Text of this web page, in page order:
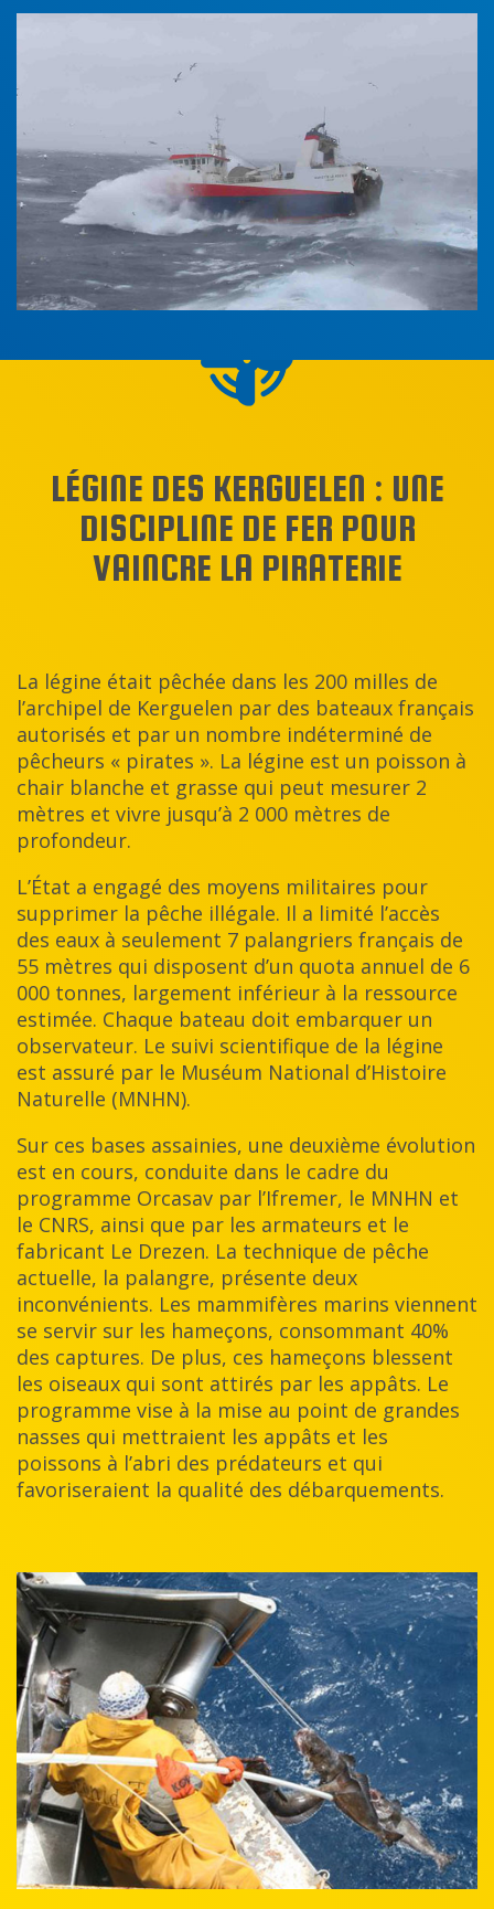
LÉGINE DES KERGUELEN : UNE
DISCIPLINE DE FER POUR
VAINCRE LA PIRATERIE
La légine était pêchée dans les 200 milles de
l’archipel de Kerguelen par des bateaux français
autorisés et par un nombre indéterminé de
pêcheurs « pirates ». La légine est un poisson à
chair blanche et grasse qui peut mesurer 2
mètres et vivre jusqu’à 2 000 mètres de
profondeur.
L’État a engagé des moyens militaires pour
supprimer la pêche illégale. Il a limité l’accès
des eaux à seulement 7 palangriers français de
55 mètres qui disposent d’un quota annuel de 6
000 tonnes, largement inférieur à la ressource
estimée. Chaque bateau doit embarquer un
observateur. Le suivi scientifique de la légine
est assuré par le Muséum National d’Histoire
Naturelle (MNHN).
Sur ces bases assainies, une deuxième évolution
est en cours, conduite dans le cadre du
programme Orcasav par l’Ifremer, le MNHN et
le CNRS, ainsi que par les armateurs et le
fabricant Le Drezen. La technique de pêche
actuelle, la palangre, présente deux
inconvénients. Les mammifères marins viennent
se servir sur les hameçons, consommant 40%
des captures. De plus, ces hameçons blessent
les oiseaux qui sont attirés par les appâts. Le
programme vise à la mise au point de grandes
nasses qui mettraient les appâts et les
poissons à l’abri des prédateurs et qui
favoriseraient la qualité des débarquements.